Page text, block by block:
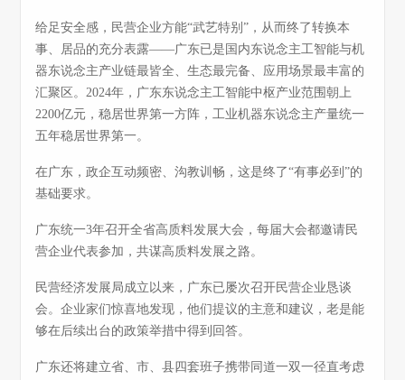
给足安全感，民营企业方能“武艺特别”，从而终了转换本
事、居品的充分表露——广东已是国内东说念主工智能与机
器东说念主产业链最皆全、生态最完备、应用场景最丰富的
汇聚区。2024年，广东东说念主工智能中枢产业范围朝上
2200亿元，稳居世界第一方阵，工业机器东说念主产量统一
五年稳居世界第一。
在广东，政企互动频密、沟教训畅，这是终了“有事必到”的
基础要求。
广东统一3年召开全省高质料发展大会，每届大会都邀请民
营企业代表参加，共谋高质料发展之路。
民营经济发展局成立以来，广东已屡次召开民营企业恳谈
会。企业家们惊喜地发现，他们提议的主意和建议，老是能
够在后续出台的政策举措中得到回答。
广东还将建立省、市、县四套班子携带同道一双一径直考虑